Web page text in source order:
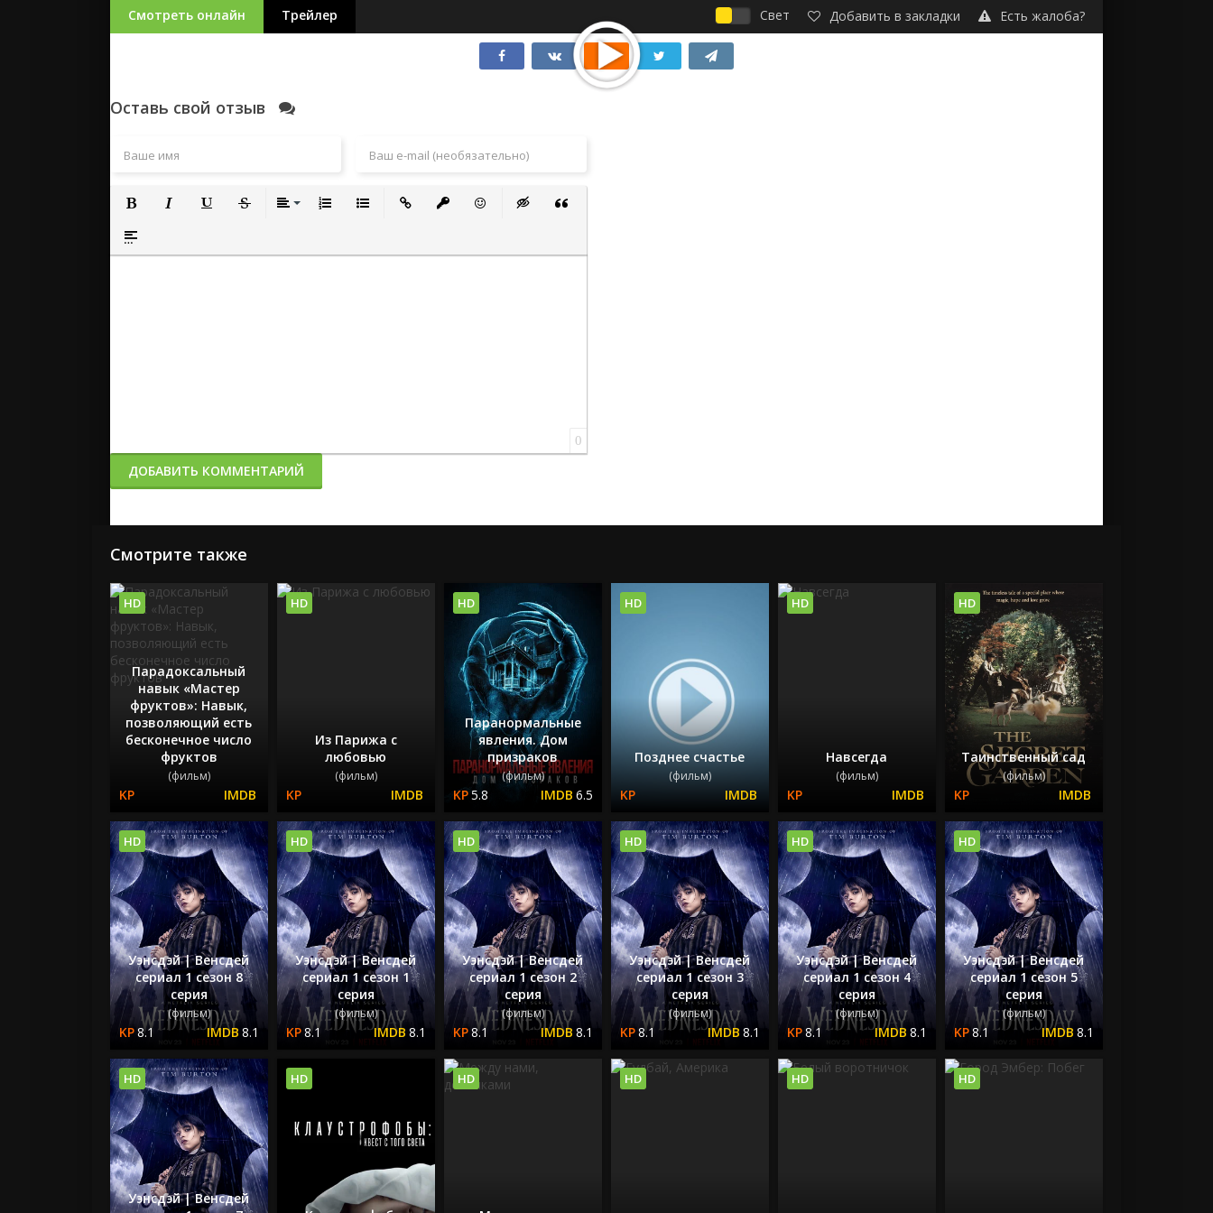
Смотреть онлайн Трейлер Свет Добавить в закладки Есть жалоба?
Оставь свой отзыв
Полужирный
Вставка спойлера
0
ДОБАВИТЬ КОММЕНТАРИЙ
Смотрите также
Парадоксальный
навык «Мастер
фруктов»: Навык,
позволяющий есть
бесконечное число
фруктов
(фильм)
HD
Из Парижа с
любовью
(фильм)
HD
Паранормальные
явления. Дом
призраков
(фильм)
5.8 6.5
HD
Позднее счастье
(фильм)
HD
Навсегда
(фильм)
HD
Таинственный сад
(фильм)
HD
Уэнсдэй | Венсдей
сериал 1 сезон 8
серия
(фильм)
8.1 8.1
HD
Уэнсдэй | Венсдей
сериал 1 сезон 1
серия
(фильм)
8.1 8.1
HD
Уэнсдэй | Венсдей
сериал 1 сезон 2
серия
(фильм)
8.1 8.1
HD
Уэнсдэй | Венсдей
сериал 1 сезон 3
серия
(фильм)
8.1 8.1
HD
Уэнсдэй | Венсдей
сериал 1 сезон 4
серия
(фильм)
8.1 8.1
HD
Уэнсдэй | Венсдей
сериал 1 сезон 5
серия
(фильм)
8.1 8.1
HD
Уэнсдэй | Венсдей
HD HD HD HD HD HD